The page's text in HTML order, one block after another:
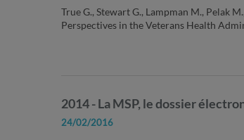
True G., Stewart G., Lampman M., Pelak
Perspectives in the Veterans Health
2014 - La MSP, le dossier
24/02/2016